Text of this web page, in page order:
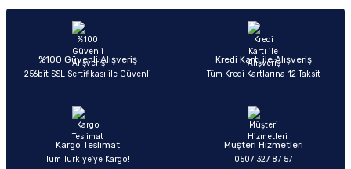
%100 Güvenli Alışveriş
256bit SSL Sertifikası ile Güvenli
Kredi Kartı ile Alışveriş
Tüm Kredi Kartlarına 12 Taksit
Kargo Teslimat
Tüm Türkiye’ye Kargo!
Müşteri Hizmetleri
0507 327 87 57